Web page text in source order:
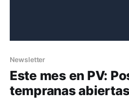
Newsletter
Este mes en PV:
tempranas abiertas